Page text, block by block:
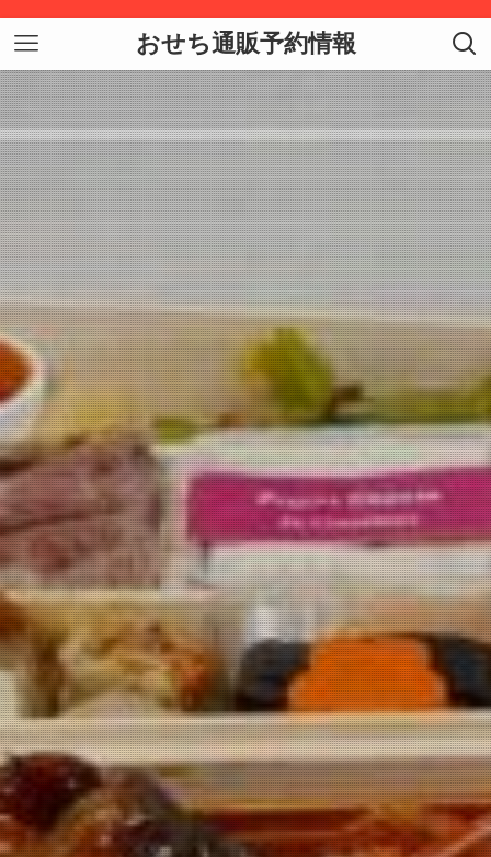
おせち通販予約情報